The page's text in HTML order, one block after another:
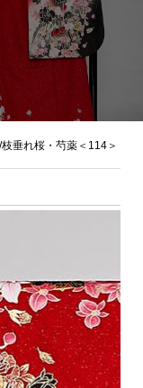
枝垂れ桜・芍薬＜114＞